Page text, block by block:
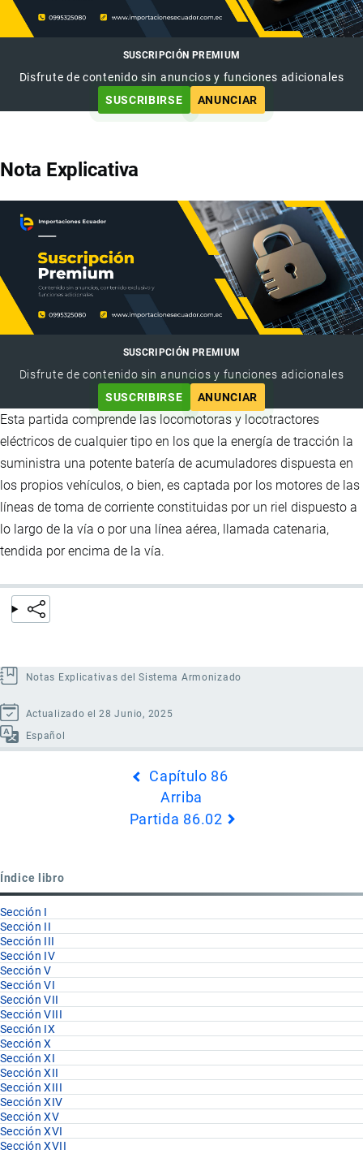
SUSCRIPCIÓN PREMIUM
Disfrute de contenido sin anuncios y funciones adicionales
SUSCRIBIRSE
ANUNCIAR
Nota Explicativa
SUSCRIPCIÓN PREMIUM
Disfrute de contenido sin anuncios y funciones adicionales
SUSCRIBIRSE
ANUNCIAR
Esta partida comprende las locomotoras y locotractores
eléctricos de cualquier tipo en los que la energía de tracción la
suministra una potente batería de acumuladores dispuesta en
los propios vehículos, o bien, es captada por los motores de las
líneas de toma de corriente constituidas por un riel dispuesto a
lo largo de la vía o por una línea aérea, llamada catenaria,
tendida por encima de la vía.
Notas Explicativas del Sistema Armonizado
Actualizado el 28 Junio, 2025
Español
Capítulo 86
Arriba
Partida 86.02
Índice libro
Sección I
Sección II
Sección III
Sección IV
Sección V
Sección VI
Sección VII
Sección VIII
Sección IX
Sección X
Sección XI
Sección XII
Sección XIII
Sección XIV
Sección XV
Sección XVI
Sección XVII